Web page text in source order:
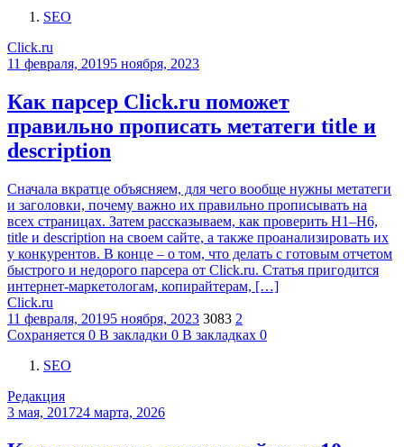
SEO
Click.ru
11 февраля, 20195 ноября, 2023
Как парсер Click.ru поможет
правильно прописать метатеги title и
description
Сначала вкратце объясняем, для чего вообще нужны метатеги
и заголовки, почему важно их правильно прописывать на
всех страницах. Затем рассказываем, как проверить H1–H6,
title и description на своем сайте, а также проанализировать их
у конкурентов. В конце – о том, что делать с готовым отчетом
быстрого и недорого парсера от Click.ru. Статья пригодится
интернет-маркетологам, копирайтерам, […]
Click.ru
11 февраля, 20195 ноября, 2023 3083 2
Сохраняется 0 В закладки 0 В закладках 0
SEO
Редакция
3 мая, 201724 марта, 2026